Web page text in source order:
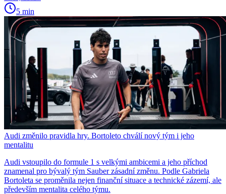
5 min
Audi změnilo pravidla hry. Bortoleto chválí nový tým i jeho
mentalitu
Audi vstoupilo do formule 1 s velkými ambicemi a jeho příchod
znamenal pro bývalý tým Sauber zásadní změnu. Podle Gabriela
Bortoleta se proměnila nejen finanční situace a technické zázemí, ale
především mentalita celého týmu.